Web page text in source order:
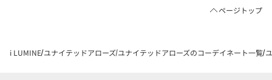
ページトップ
i LUMINE ユナイテッドアローズ ユナイテッドアローズのコーデイネート一覧